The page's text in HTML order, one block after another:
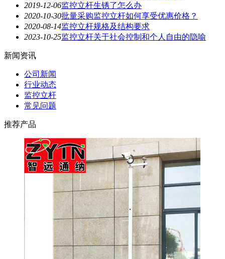
2019-12-06监控立杆生锈了怎么办
2020-10-30批量采购监控立杆如何享受优惠价格？
2020-08-14监控立杆规格及结构要求
2023-10-25监控立杆关于社会控制和个人自由的隐喻
新闻资讯
公司新闻
行业动态
监控立杆
常见问题
推荐产品